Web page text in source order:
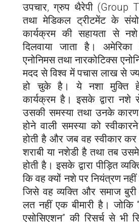
उपचार, ग्रुप थैरेपी (Group
तथा मेडिकल ट्रीटमेंट के
कार्यक्रम की सहायता से
दिलवाया जाता है। अमेरिका
एनोनिमस तथा नारकोटिक्स
मदद से विश्व में पचास लाख से
हो चुके है। ये नशा मुक्ति
कार्यक्रम है। इसके द्वारा नशे
उसकी समस्या तथा उनके
होने वाली समस्या को
होती है और जब वह स्वीकार
शराबी या नशेडी है तथा तब
होती है। इसके द्वारा पीड़ित
कि वह क्यों नशे पर नियंत्रण नहीं
जिसे वह व्यक्ति और समाज
लत नहीं एक बीमारी है।
एसोसिएशन” की रिसर्च से भी